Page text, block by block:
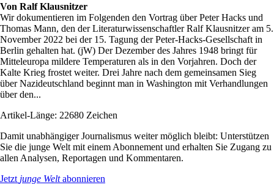
Von Ralf Klausnitzer
Wir dokumentieren im Folgenden den Vortrag über Peter Hacks und
Thomas Mann, den der Literaturwissenschaftler Ralf Klausnitzer am 5.
November 2022 bei der 15. Tagung der Peter-Hacks-Gesellschaft in
Berlin gehalten hat. (jW) Der Dezember des Jahres 1948 bringt für
Mitteleuropa mildere Temperaturen als in den Vorjahren. Doch der
Kalte Krieg frostet weiter. Drei Jahre nach dem gemeinsamen Sieg
über Nazideutschland beginnt man in Washington mit Verhandlungen
über den...
Artikel-Länge: 22680 Zeichen
Damit unabhängiger Journalismus weiter möglich bleibt: Unterstützen
Sie die junge Welt mit einem Abonnement und erhalten Sie Zugang zu
allen Analysen, Reportagen und Kommentaren.
Jetzt junge Weltabonnieren